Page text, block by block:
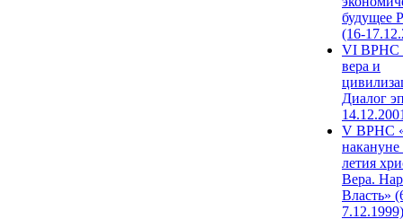
будущее
(16-
VI ВРНС
вера и
Диалог
V ВРНС
накануне
летия
Вера.
Власть»
7.12.1999)